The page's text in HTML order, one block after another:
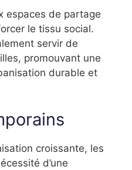
espaces de partage
le tissu social.
servir de
promouvant une
durable et
croissante, les
d’une